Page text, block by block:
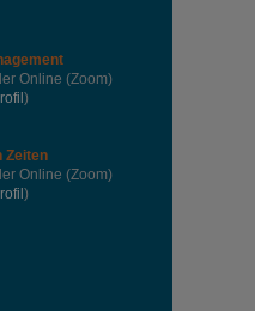
Online (Zoom)
)
Zeiten
Online (Zoom)
)